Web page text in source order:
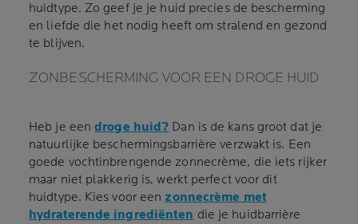
huidtype. Zo geef je je huid precies de bescherming
en liefde die het nodig heeft om stralend en gezond
te blijven.
ZONBESCHERMING VOOR EEN DROGE HUID
Heb je eendroge huid? Dan is de kans groot dat je
natuurlijke beschermingsbarrière verzwakt is. Een
goede vochtinbrengende zonnecrème, die iets rijker
maar niet plakkerig is, werkt perfect voor dit
huidtype. Kies voor een zonnecrème met
hydraterende ingrediënten die je huidbarrière